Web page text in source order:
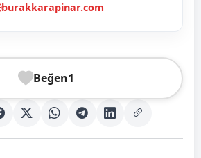
burakkarapinar.com
Beğen1